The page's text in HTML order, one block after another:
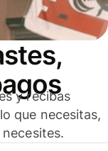
y recibas
que necesitas,